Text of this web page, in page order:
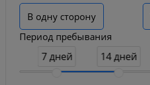
В одну сторону
Период пребывания
7 дней 14 дней